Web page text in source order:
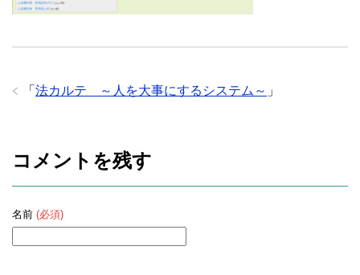
「 法カルテ ～人を大事にするシステム～ 」
コメントを残す
名前 (必須)